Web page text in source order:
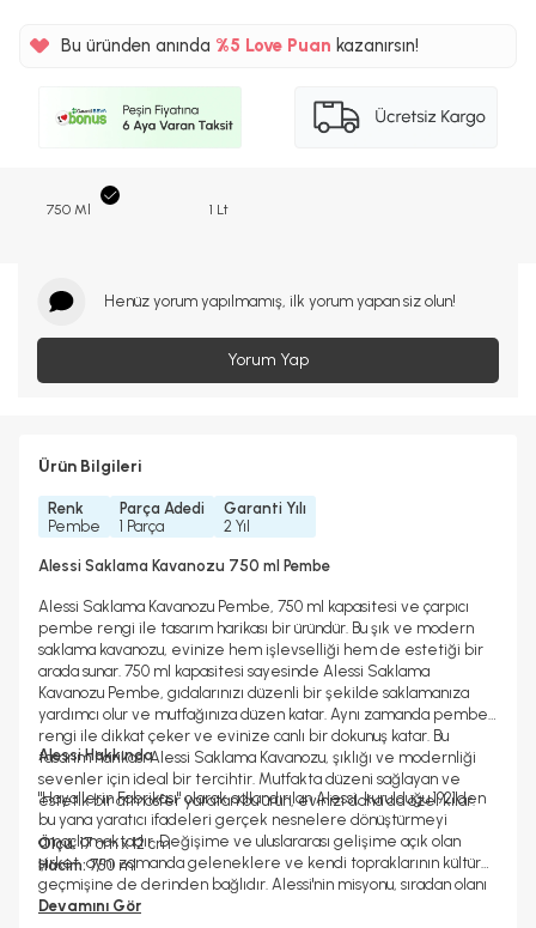
Bu üründen anında %5
%5
Love Puan kazanırsın!
750 Ml 1 Lt
Henüz yorum yapılmamış, ilk yorum yapan siz olun!
Yorum Yap
Ürün Bilgileri
Renk
Pembe
Parça Adedi
1 Parça
Garanti Yılı
2 Yıl
Alessi Saklama Kavanozu 750 ml Pembe
Alessi Saklama Kavanozu Pembe, 750 ml kapasitesi ve çarpıcı
pembe rengi ile tasarım harikası bir üründür. Bu şık ve modern
saklama kavanozu, evinize hem işlevselliği hem de estetiği bir
arada sunar. 750 ml kapasitesi sayesinde Alessi Saklama
Kavanozu Pembe, gıdalarınızı düzenli bir şekilde saklamanıza
yardımcı olur ve mutfağınıza düzen katar. Aynı zamanda pembe
rengi ile dikkat çeker ve evinize canlı bir dokunuş katar. Bu
tasarım harikası Alessi Saklama Kavanozu, şıklığı ve modernliği
sevenler için ideal bir tercihtir. Mutfakta düzeni sağlayan ve
estetik bir atmosfer yaratan bu ürün, evinizi daha da özel kılar.
Ölçü:17 cm x 12 cm
Hacim:750 ml
Alessi Hakkında
"Hayallerin Fabrikası" olarak adlandırılan Alessi, kurulduğu 1921'den
bu yana yaratıcı ifadeleri gerçek nesnelere dönüştürmeyi
amaçlamaktadır. Değişime ve uluslararası gelişime açık olan
şirket, aynı zamanda geleneklere ve kendi topraklarının kültürel
geçmişine de derinden bağlıdır. Alessi'nin misyonu, sıradan olanı
olağanüstü kılarken estetik, işlevsellik ve kalitenin kültürel ve
Devamını Gör